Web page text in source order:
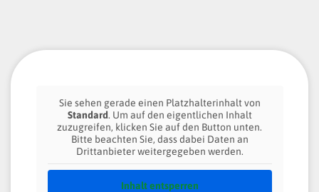
Sie sehen gerade einen Platzhalterinhalt von
Standard. Um auf den eigentlichen Inhalt
zuzugreifen, klicken Sie auf den Button unten.
Bitte beachten Sie, dass dabei Daten an
Drittanbieter weitergegeben werden.
Inhalt entsperren